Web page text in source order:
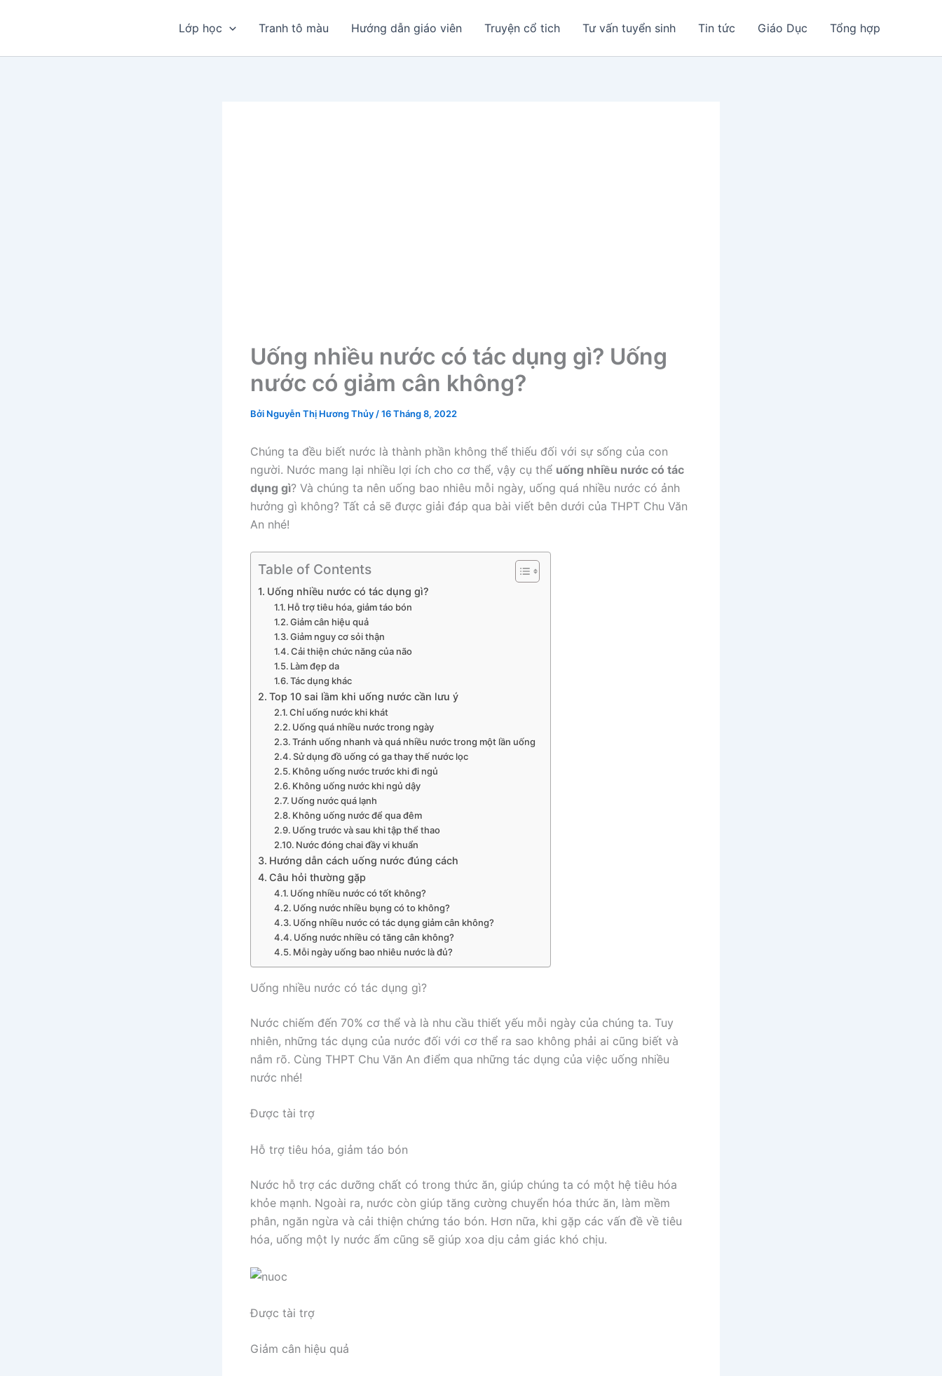
Lớp học Tranh tô màu Hướng dẫn giáo viên Truyện cổ tich Tư vấn tuyển sinh Tin tức Giáo Dục Tổng hợp
Uống nhiều nước có tác dụng gì? Uống
nước có giảm cân không?
Bởi Nguyễn Thị Hương Thủy /16 Tháng 8, 2022
Chúng ta đều biết nước là thành phần không thể thiếu đối với sự sống của con
người. Nước mang lại nhiều lợi ích cho cơ thể, vậy cụ thể uống nhiều nước có tác
dụng gì? Và chúng ta nên uống bao nhiêu mỗi ngày, uống quá nhiều nước có ảnh
hưởng gì không? Tất cả sẽ được giải đáp qua bài viết bên dưới của THPT Chu Văn
An nhé!
Table of Contents
Uống nhiều nước có tác dụng gì?
Hỗ trợ tiêu hóa, giảm táo bón
Giảm cân hiệu quả
Giảm nguy cơ sỏi thận
Cải thiện chức năng của não
Làm đẹp da
Tác dụng khác
Top 10 sai lầm khi uống nước cần lưu ý
Chỉ uống nước khi khát
Uống quá nhiều nước trong ngày
Tránh uống nhanh và quá nhiều nước trong một lần uống
Sử dụng đồ uống có ga thay thế nước lọc
Không uống nước trước khi đi ngủ
Không uống nước khi ngủ dậy
Uống nước quá lạnh
Không uống nước để qua đêm
Uống trước và sau khi tập thể thao
Nước đóng chai đầy vi khuẩn
Hướng dẫn cách uống nước đúng cách
Câu hỏi thường gặp
Uống nhiều nước có tốt không?
Uống nước nhiều bụng có to không?
Uống nhiều nước có tác dụng giảm cân không?
Uống nước nhiều có tăng cân không?
Mỗi ngày uống bao nhiêu nước là đủ?
Uống nhiều nước có tác dụng gì?
Nước chiếm đến 70% cơ thể và là nhu cầu thiết yếu mỗi ngày của chúng ta. Tuy
nhiên, những tác dụng của nước đối với cơ thể ra sao không phải ai cũng biết và
nắm rõ. Cùng THPT Chu Văn An điểm qua những tác dụng của việc uống nhiều
nước nhé!
Được tài trợ
Hỗ trợ tiêu hóa, giảm táo bón
Nước hỗ trợ các dưỡng chất có trong thức ăn, giúp chúng ta có một hệ tiêu hóa
khỏe mạnh. Ngoài ra, nước còn giúp tăng cường chuyển hóa thức ăn, làm mềm
phân, ngăn ngừa và cải thiện chứng táo bón. Hơn nữa, khi gặp các vấn đề về tiêu
hóa, uống một ly nước ấm cũng sẽ giúp xoa dịu cảm giác khó chịu.
Được tài trợ
Giảm cân hiệu quả